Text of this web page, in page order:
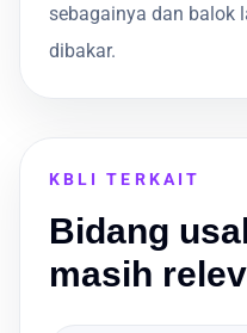
sebagainya dan balok
dibakar.
KBLI TERKAIT
Bidang
masih